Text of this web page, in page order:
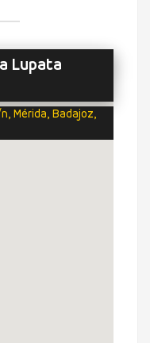
Lupata
Mérida, Badajoz,